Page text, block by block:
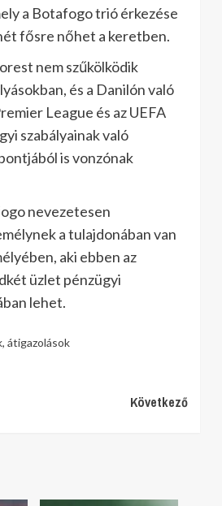
a Botafogo trió érkezése
fősre nőhet a keretben.
nem szűkölködik
és a Danilón való
League és az UEFA
szabályainak való
is vonzónak
nevezetesen
a tulajdonában van
aki ebben az
üzlet pénzügyi
lehet.
, átigazolások
Következő